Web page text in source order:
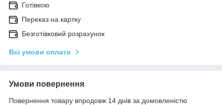
Готівкою
Переказ на картку
Безготівковий розрахунок
Всі умови оплати
Умови повернення
Повернення товару впродовж 14 днів за домовленістю